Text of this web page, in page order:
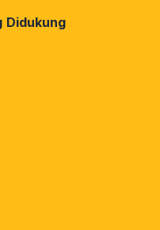
Didukung